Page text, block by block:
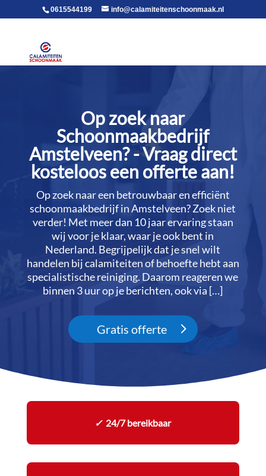
voor in de body0615544199 info@calamiteitenschoonmaak.nl
Op zoek naar
Schoonmaakbedrijf
Amstelveen? - Vraag direct
kosteloos een offerte aan!
Op zoek naar een betrouwbaar en efficiënt
schoonmaakbedrijf in Amstelveen? Zoek niet
verder! Met meer dan 10 jaar ervaring staan
wij voor je klaar, waar je ook bent in
Nederland.​ Begrijpelijk dat je snel wilt
handelen bij calamiteiten of behoefte hebt aan
specialistische reiniging.​ Daarom reageren we
binnen 3 uur op je berichten, ook via […]
Gratis offerte
✓24/7 bereikbaar